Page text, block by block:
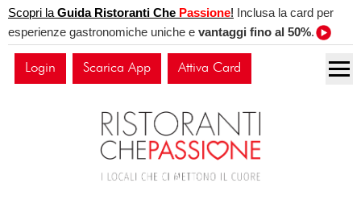
Scopri la Guida Ristoranti Che Passione! Inclusa la card per
esperienze gastronomiche uniche e vantaggi fino al 50%.
Login Scarica App Attiva Card